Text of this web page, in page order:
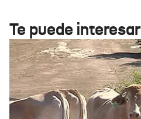
Te puede interesar